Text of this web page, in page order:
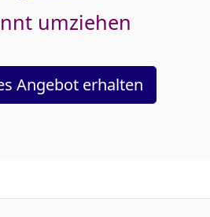
umziehen
Angebot erhalten